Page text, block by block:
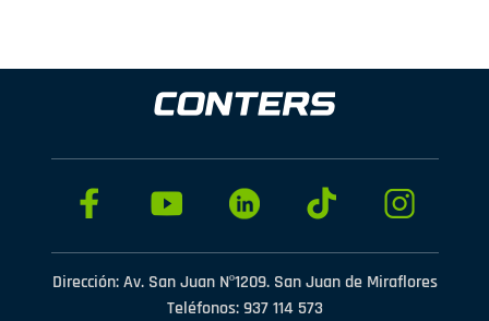
Dirección: Av. San Juan Nº1209. San Juan de Miraflores
Teléfonos: 937 114 573